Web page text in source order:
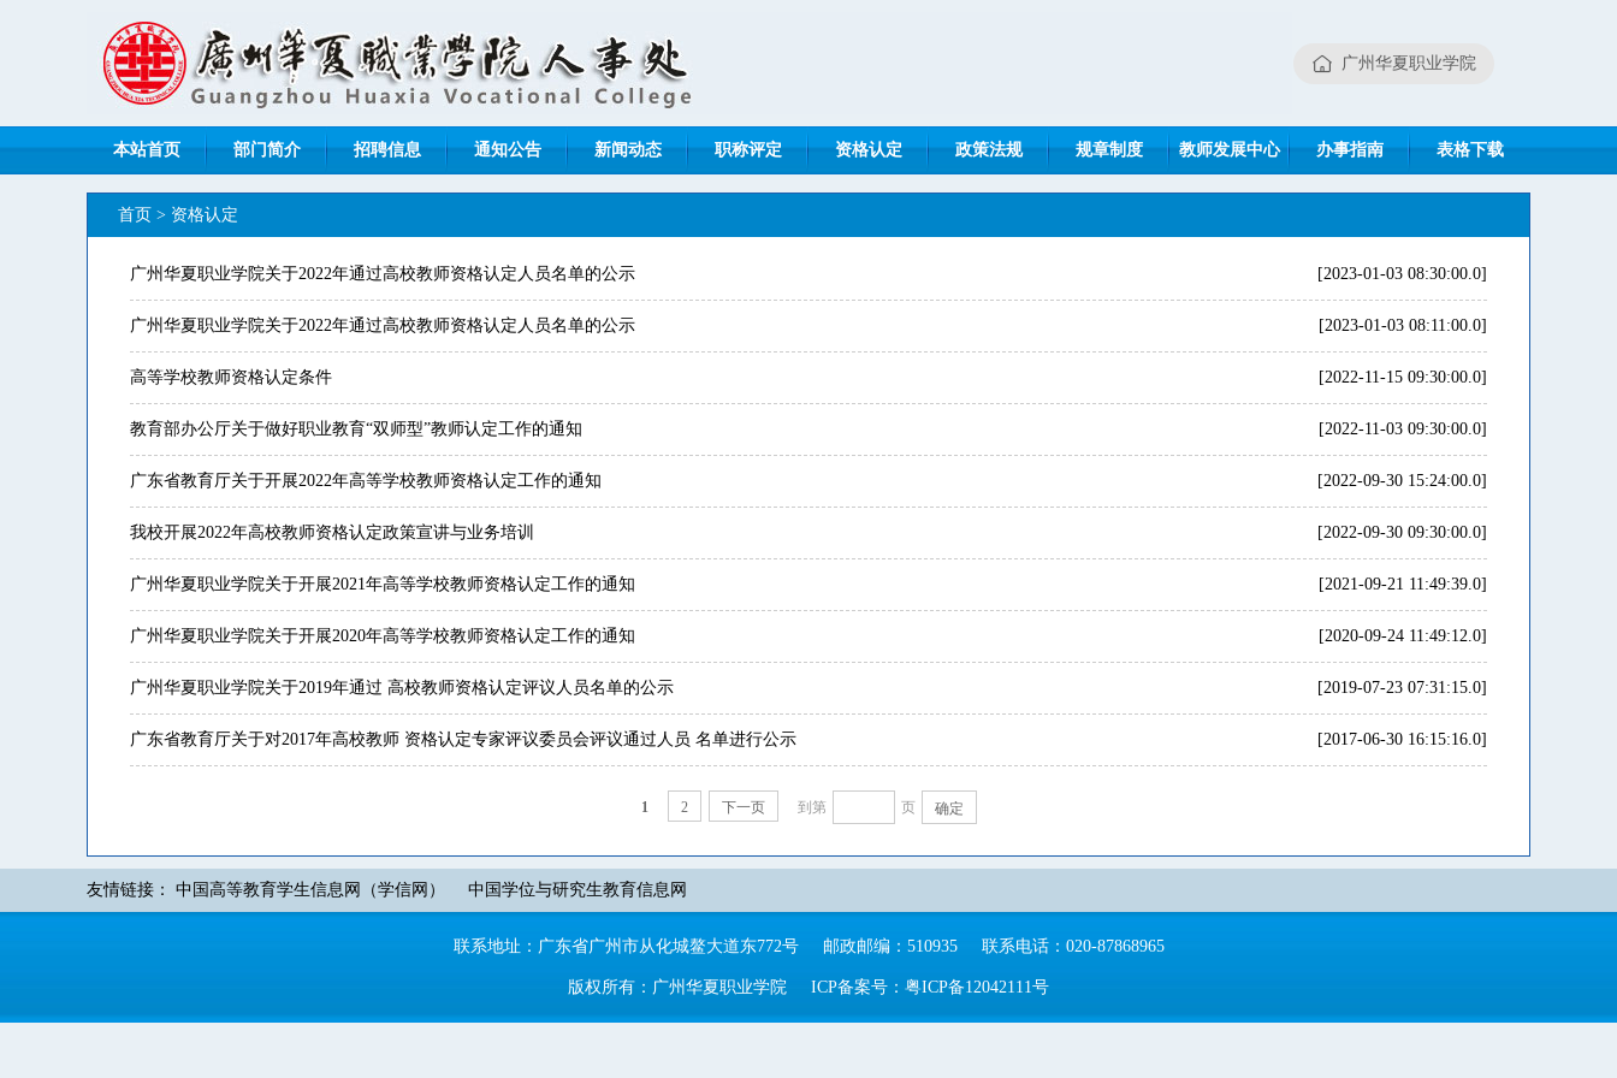
广州华夏职业学院
本站首页 部门简介 招聘信息 通知公告 新闻动态 职称评定 资格认定 政策法规 规章制度 教师发展中心 办事指南 表格下载
首页 > 资格认定
广州华夏职业学院关于2022年通过高校教师资格认定人员名单的公示 [2023-01-03 08:30:00.0]
广州华夏职业学院关于2022年通过高校教师资格认定人员名单的公示 [2023-01-03 08:11:00.0]
高等学校教师资格认定条件 [2022-11-15 09:30:00.0]
教育部办公厅关于做好职业教育“双师型”教师认定工作的通知 [2022-11-03 09:30:00.0]
广东省教育厅关于开展2022年高等学校教师资格认定工作的通知 [2022-09-30 15:24:00.0]
我校开展2022年高校教师资格认定政策宣讲与业务培训 [2022-09-30 09:30:00.0]
广州华夏职业学院关于开展2021年高等学校教师资格认定工作的通知 [2021-09-21 11:49:39.0]
广州华夏职业学院关于开展2020年高等学校教师资格认定工作的通知 [2020-09-24 11:49:12.0]
广州华夏职业学院关于2019年通过 高校教师资格认定评议人员名单的公示 [2019-07-23 07:31:15.0]
广东省教育厅关于对2017年高校教师 资格认定专家评议委员会评议通过人员 名单进行公示 [2017-06-30 16:15:16.0]
1 2 下一页 到第 页 确定
友情链接： 中国高等教育学生信息网（学信网） 中国学位与研究生教育信息网
联系地址：广东省广州市从化城鳌大道东772号 邮政邮编：510935 联系电话：020-87868965
版权所有：广州华夏职业学院 ICP备案号：粤ICP备12042111号